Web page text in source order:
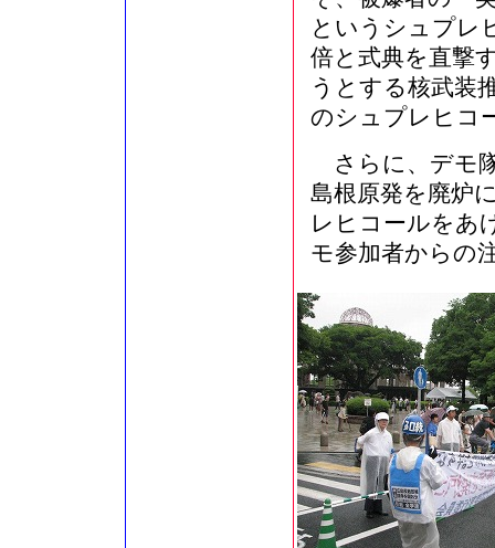
というシュプレ
倍と式典を直撃
うとする核武装
のシュプレヒコ
さらに、デモ
島根原発を廃炉
レヒコールをあ
モ参加者からの